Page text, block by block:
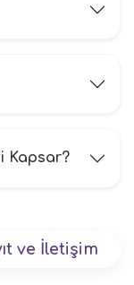
Kapsar?
ve İletişim